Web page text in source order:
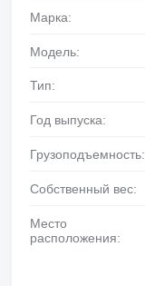
Марка:
Модель:
Тип:
Год выпуска:
Грузоподъемность:
Собственный вес:
Место
расположения: